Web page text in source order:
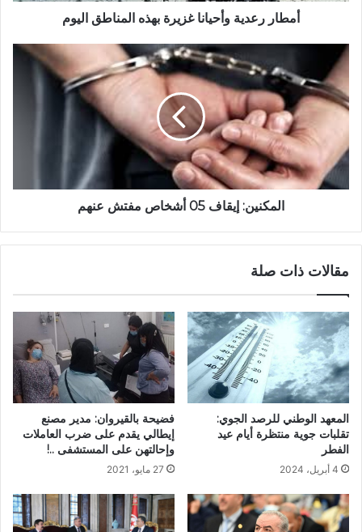
أمطار رعدية وأحيانا غزيرة بهذه المناطق اليوم
المكنين: إيقاف 05 أشخاص مفتش عنهم
مقالات ذات صلة
المعهد الوطني للرصد الجوي:
تقلبات جوية منتظرة أيام عيد
الفطر
4 أبريل، 2024
فضيحة بالقيروان: مدير مصنع
إيطالي يقدم على ضرب العاملات
وإحالتهن على المستشفى ..!
27 مايو، 2021